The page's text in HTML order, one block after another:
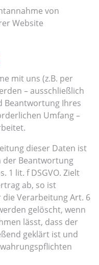
von
Website
mit uns (z.B. per
– ausschließlich
Beantwortung Ihres
Umfang –
dieser Daten ist
der Beantwortung
1 lit. f DSGVO. Zielt
ab, so ist
Verarbeitung Art. 6
gelöscht, wenn
lässt, dass der
geklärt ist und